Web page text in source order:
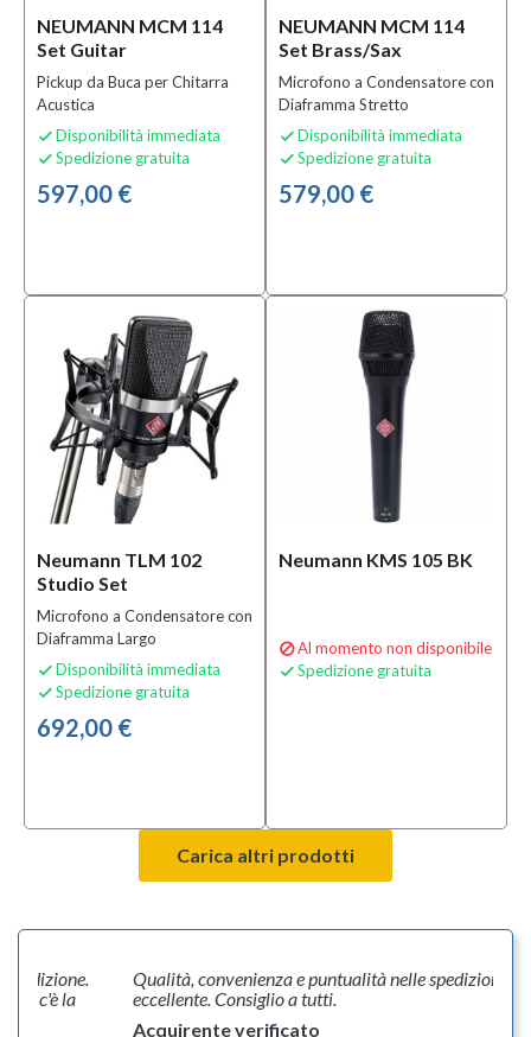
(3)
Microfoni
per
Utilizzo
(3)
MOSTRA
TUTTI
Microfoni a
Condensatore
Microfoni
da Studio
Microfoni
per Fiati
e Ottoni
(1)
MOSTRA
TUTTI
Condizione
Nuovo
(4)
570,00 €
Solo
disponibili
NEUMANN MCM 114
Set Guitar
Pickup da Buca per Chitarra
Acustica
 Disponibilità immediata
 Spedizione gratuita
597,00 €
NEUMANN MCM 114
Set Brass/Sax
Microfono a Condensatore con
Diaframma Stretto
 Disponibilità immediata
 Spedizione gratuita
579,00 €
Neumann TLM 102
Studio Set
Microfono a Condensatore con
Diaframma Largo
 Disponibilità immediata
 Spedizione gratuita
692,00 €
Neumann KMS 105 BK
Al momento non disponibile
 Spedizione gratuita
Carica altri prodotti
c'è la
Qualità, convenienza e puntualità nelle spedizioni.
eccellente. Consiglio a tutti.
Acquirente verificato